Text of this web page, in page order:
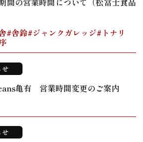
#舎鈴#ジャンクガレッジ#トナリ
せ
亀有 営業時間変更のご案内
せ